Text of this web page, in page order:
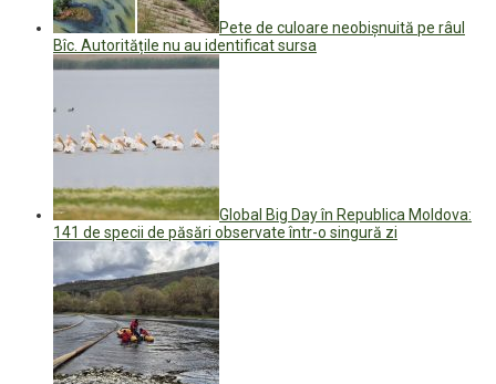
Pete de culoare neobișnuită pe râul
Bîc. Autoritățile nu au identificat sursa
Global Big Day în Republica Moldova:
141 de specii de păsări observate într-o singură zi